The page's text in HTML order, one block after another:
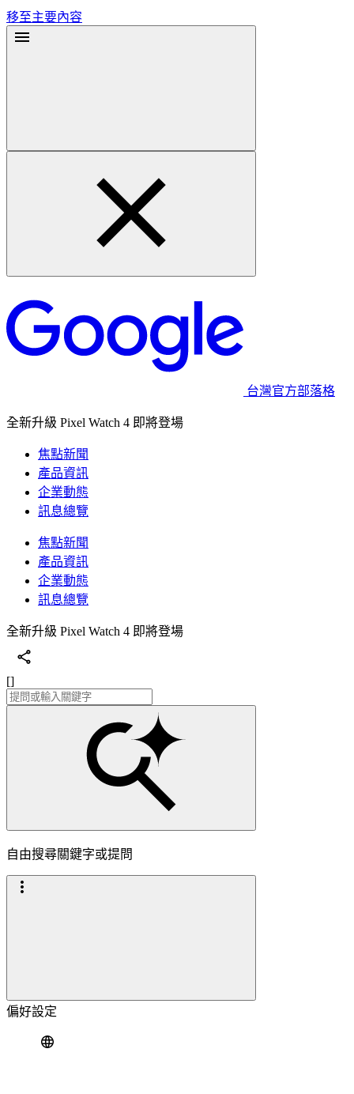
移至主要內容
台灣官方部落格
全新升級 Pixel Watch 4 即將登場
焦點新聞
產品資訊
企業動態
訊息總覽
焦點新聞
產品資訊
企業動態
訊息總覽
全新升級 Pixel Watch 4 即將登場
[]
自由搜尋關鍵字或提問
偏好設定